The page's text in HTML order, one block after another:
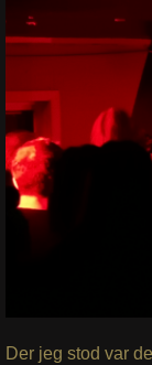
Der jeg stod var